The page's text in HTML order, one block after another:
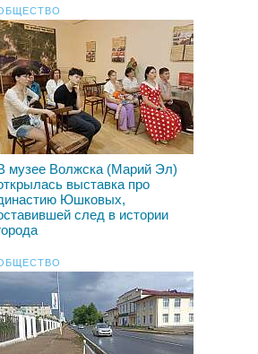
музее Волжска (Марий Эл)
выставка про
Юшковых,
след в истории